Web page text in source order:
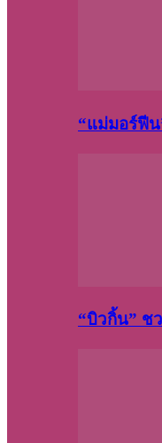
“แม่มอร์ฟีน
“บิวกิ้น” ช